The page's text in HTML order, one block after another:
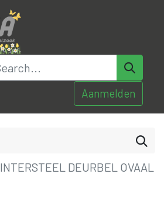
Aanmelden
INTERSTEEL DEURBEL OVAAL